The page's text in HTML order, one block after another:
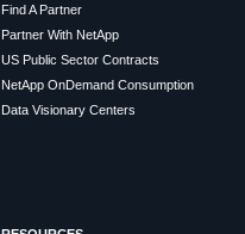
Find A Partner
Partner With NetApp
US Public Sector Contracts
NetApp OnDemand Consumption
Data Visionary Centers